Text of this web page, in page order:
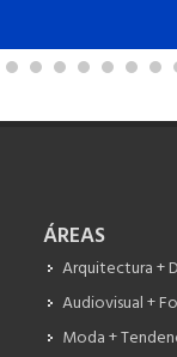
ÁREAS
Arquitectura +
Audiovisual +
Moda +